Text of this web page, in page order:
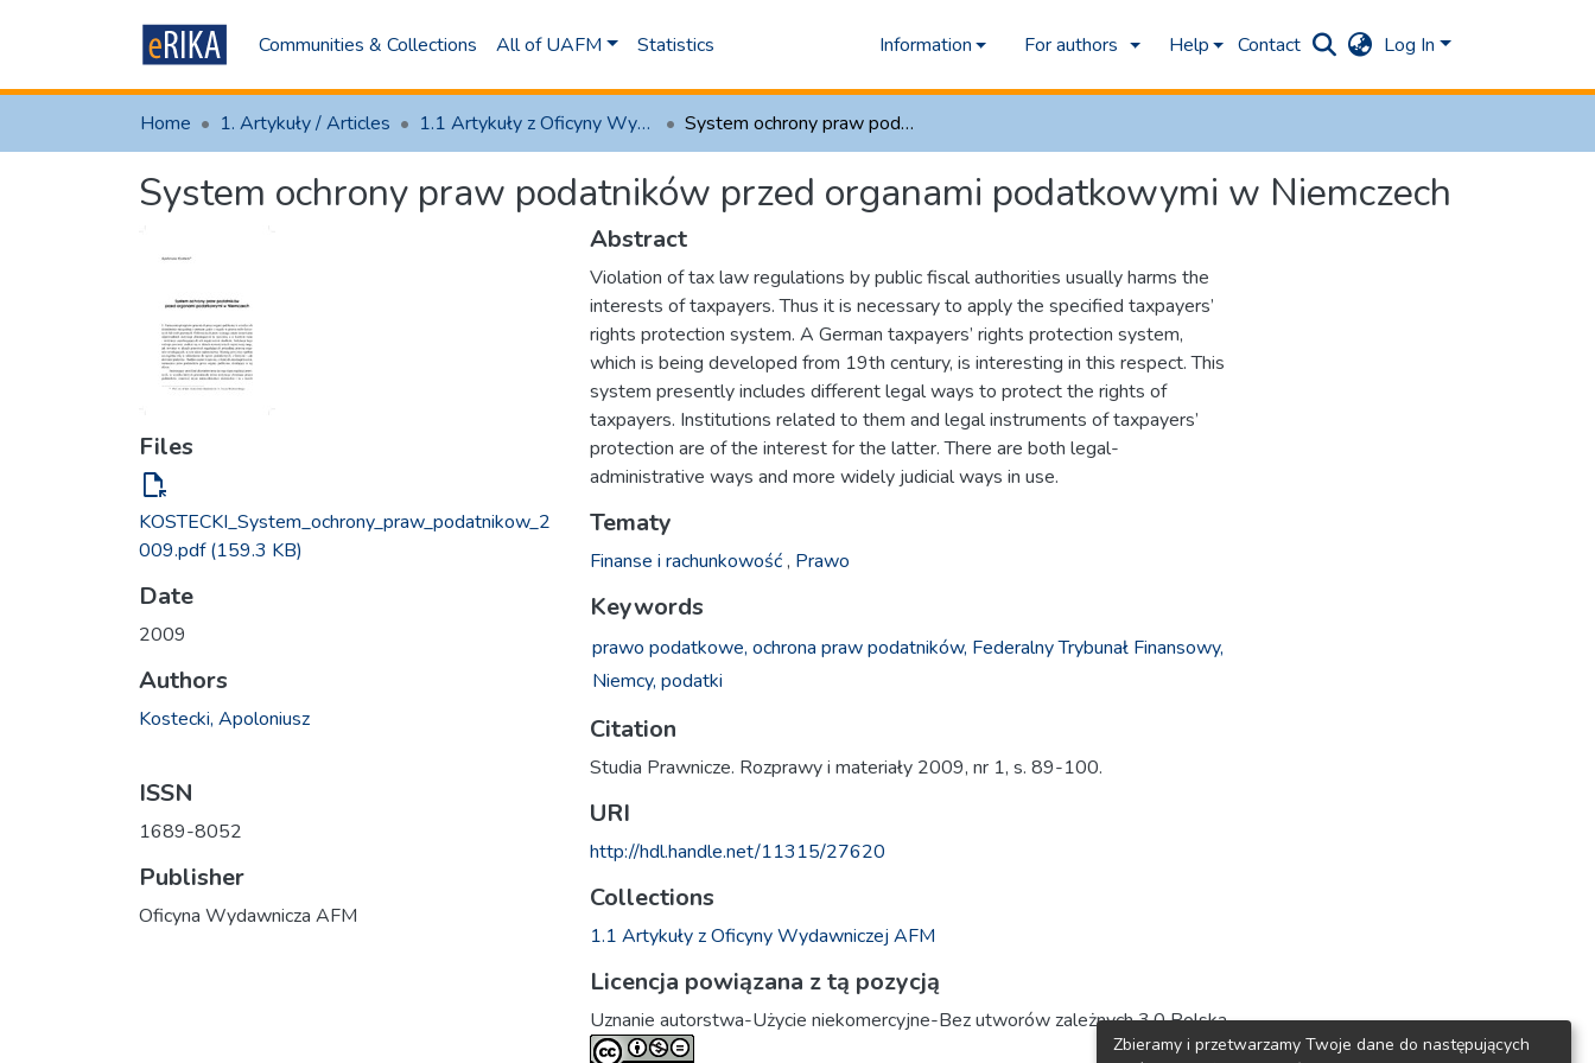
Communities & Collections All of UAFM Statistics Information For authors Help Contact Log In
Home 1. Artykuły / Articles 1.1 Artykuły z Oficyny Wydawniczej AFM System ochrony praw podatników przed organami podatkowymi w Niemczech
System ochrony praw podatników przed organami podatkowymi w Niemczech
Files
file_open
KOSTECKI_System_ochrony_praw_podatnikow_2
009.pdf(159.3 KB)
Date
2009
Authors
Kostecki, Apoloniusz
ISSN
1689-8052
Publisher
Oficyna Wydawnicza AFM
Abstract
Violation of tax law regulations by public fiscal authorities usually harms the
interests of taxpayers. Thus it is necessary to apply the specified taxpayers’
rights protection system. A German taxpayers’ rights protection system,
which is being developed from 19th century, is interesting in this respect. This
system presently includes different legal ways to protect the rights of
taxpayers. Institutions related to them and legal instruments of taxpayers’
protection are of the interest for the latter. There are both legal-
administrative ways and more widely judicial ways in use.
Tematy
Finanse i rachunkowość, Prawo
Keywords
prawo podatkowe, ochrona praw podatników, Federalny Trybunał Finansowy,
Niemcy, podatki
Citation
Studia Prawnicze. Rozprawy i materiały 2009, nr 1, s. 89-100.
URI
http://hdl.handle.net/11315/27620
Collections
1.1 Artykuły z Oficyny Wydawniczej AFM
Licencja powiązana z tą pozycją
Uznanie autorstwa-Użycie niekomercyjne-Bez utworów zależnych 3.0 Polska
Zbieramy i przetwarzamy Twoje dane do następujących